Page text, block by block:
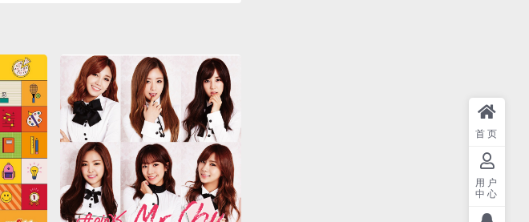
首页
用户
中心